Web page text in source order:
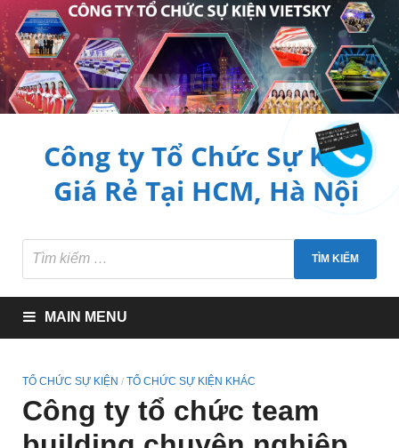
Công ty Tổ Chức Sự Kiện
Giá Rẻ Tại HCM, Hà Nội
MAIN MENU
TỔ CHỨC SỰ KIỆN / TỔ CHỨC SỰ KIỆN KHÁC
Công ty tổ chức team